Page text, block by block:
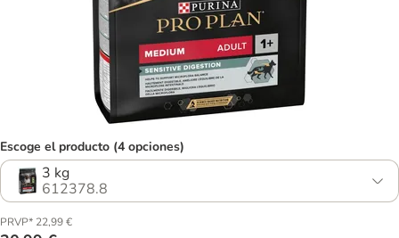
Escoge el producto (4 opciones)
3 kg
612378.8
PRVP* 22,99 €